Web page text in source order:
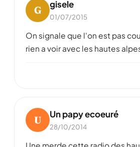
G gisele
01/07/2015
On signale que l'on est pas
rien a voir avec les hautes
U Un papy ecoeuré
28/10/2014